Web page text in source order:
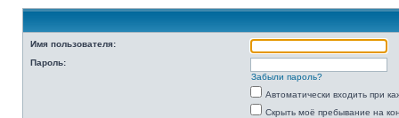
Имя пользователя:
Пароль:
Забыли пароль?
Автоматически входить при
Скрыть моё пребывание на